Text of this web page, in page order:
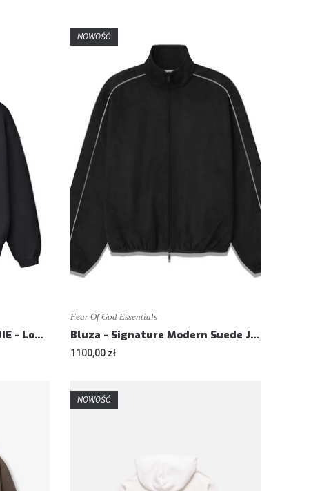
Bluza - CAMPUS 90'S HOODIE - Loose fit
NOWOŚĆ
Fear Of God Essentials
Bluza - Signature Modern Suede Jacket Vintage Black - Loose fit
1100,00 zł
NOWOŚĆ